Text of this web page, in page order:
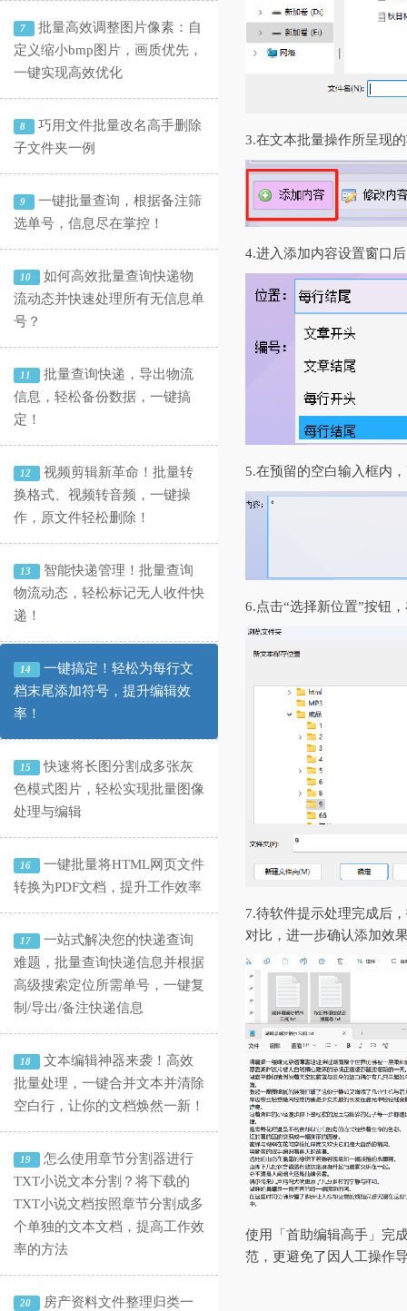
7
批量高效调整图片像素：自
定义缩小bmp图片，画质优先，
一键实现高效优化
8
巧用文件批量改名高手删除
子文件夹一例
9
一键批量查询，根据备注筛
选单号，信息尽在掌控！
10
如何高效批量查询快递物
流动态并快速处理所有无信息单
号？
11
批量查询快递，导出物流
信息，轻松备份数据，一键搞
定！
12
视频剪辑新革命！批量转
换格式、视频转音频，一键操
作，原文件轻松删除！
13
智能快递管理！批量查询
物流动态，轻松标记无人收件快
递！
14
一键搞定！轻松为每行文
档末尾添加符号，提升编辑效
率！
15
快速将长图分割成多张灰
色模式图片，轻松实现批量图像
处理与编辑
16
一键批量将HTML网页文件
转换为PDF文档，提升工作效率
17
一站式解决您的快递查询
难题，批量查询快递信息并根据
高级搜索定位所需单号，一键复
制/导出/备注快递信息
18
文本编辑神器来袭！高效
批量处理，一键合并文本并清除
空白行，让你的文档焕然一新！
19
怎么使用章节分割器进行
TXT小说文本分割？将下载的
TXT小说文档按照章节分割成多
个单独的文本文档，提高工作效
率的方法
20 房产资料文件整理归类一
3.在文本批量操作所呈现
4.进入添加内容设置窗口
5.在预留的空白输入框内
6.点击“选择新位置”按钮
7.待软件提示处理完成后
对比，进一步确认添加效
使用「首助编辑高手」完
范，更避免了因人工操作